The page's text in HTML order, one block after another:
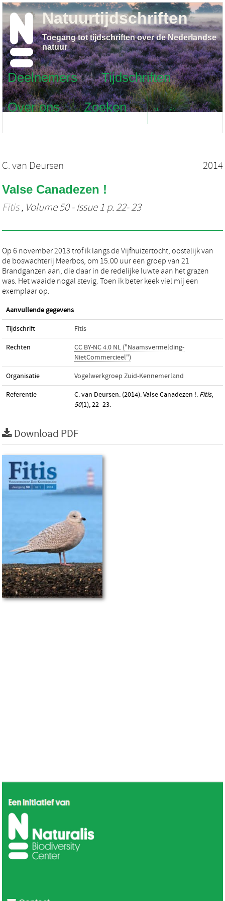
Deelnemers
Tijdschriften
Over ons
Zoeken NL EN
Natuurtijdschriften
Toegang tot tijdschriften over de Nederlandse
natuur
C. van Deursen 2014
Valse Canadezen !
Fitis, Volume 50 - Issue 1 p. 22- 23
Op 6 november 2013 trof ik langs de Vijfhuizertocht, oostelijk van
de boswachterij Meerbos, om 15.00 uur een groep van 21
Brandganzen aan, die daar in de redelijke luwte aan het grazen
was. Het waaide nogal stevig. Toen ik beter keek viel mij een
exemplaar op.
Aanvullende gegevens
Tijdschrift Fitis
Rechten
CC BY-NC 4.0 NL ("Naamsvermelding-
NietCommercieel")
Organisatie Vogelwerkgroep Zuid-Kennemerland
Referentie C. van Deursen. (2014). Valse Canadezen !. Fitis,
50(1), 22–23.
Download PDF